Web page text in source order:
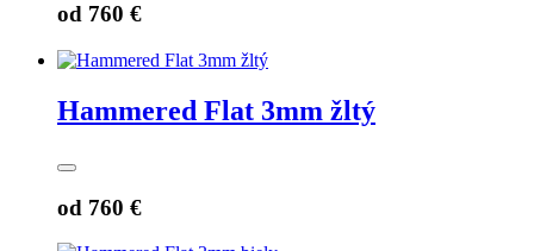
od 760 €
Hammered Flat 3mm žltý
od 760 €